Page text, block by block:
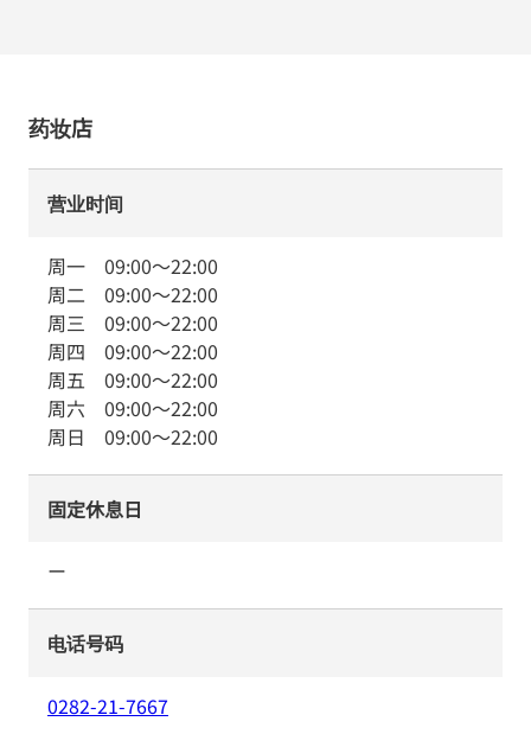
药妆店
营业时间
周一 09:00～22:00
周二 09:00～22:00
周三 09:00～22:00
周四 09:00～22:00
周五 09:00～22:00
周六 09:00～22:00
周日 09:00～22:00
固定休息日
ー
电话号码
0282-21-7667